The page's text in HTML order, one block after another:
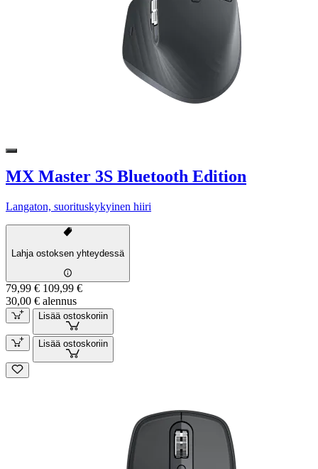
MX Master 3S Bluetooth Edition
Langaton, suorituskykyinen hiiri
Lahja ostoksen yhteydessä
79,99 € 109,99 €
30,00 € alennus
Lisää ostoskoriin
Lisää ostoskoriin